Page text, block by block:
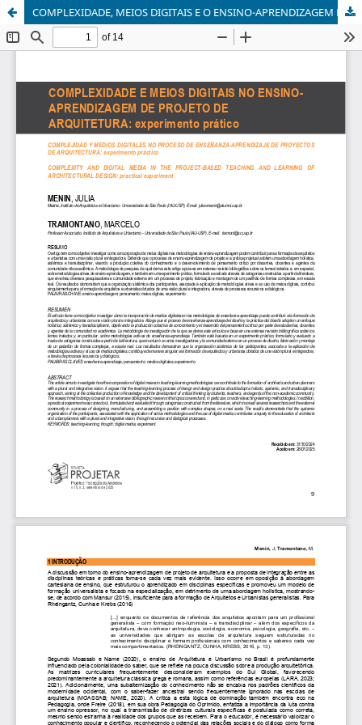
COMPLEXIDADE, MEIOS DIGITAIS E O ENSINO-APRENDIZAGEM DE PROJETO DE ARQUITETURA